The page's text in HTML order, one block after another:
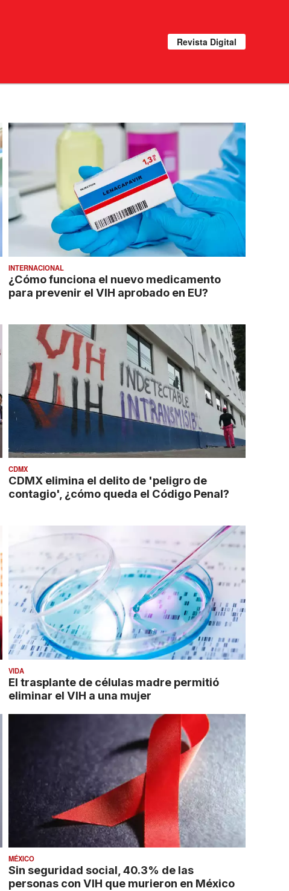
Revista Digital
INTERNACIONAL
¿Cómo funciona el nuevo medicamento
para prevenir el VIH aprobado en EU?
CDMX
CDMX elimina el delito de 'peligro de
contagio', ¿cómo queda el Código Penal?
VIDA
El trasplante de células madre permitió
eliminar el VIH a una mujer
MÉXICO
Sin seguridad social, 40.3% de las
personas con VIH que murieron en México